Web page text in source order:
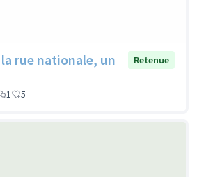
rue nationale, un
Retenue
1 5